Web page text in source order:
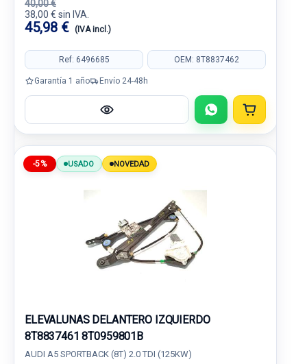
40,00 €
38,00 € sin IVA.
45,98 € (IVA incl.)
Ref: 6496685 OEM: 8T8837462
Garantía 1 año Envío 24-48h
-5% USADO NOVEDAD
ELEVALUNAS DELANTERO IZQUIERDO
8T8837461 8T0959801B
AUDI A5 SPORTBACK (8T) 2.0 TDI (125KW)